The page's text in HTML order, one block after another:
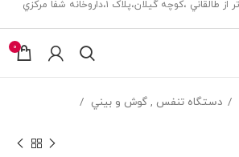
0
دستگاه تنفس , گوش و بيني